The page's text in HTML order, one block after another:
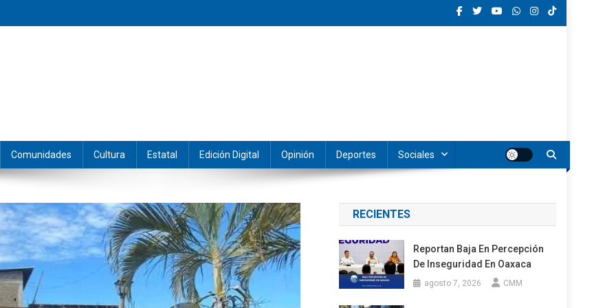
Comunidades Cultura Estatal Edición Digital Opinión Deportes Sociales
RECIENTES
Reportan Baja En Percepción
De Inseguridad En Oaxaca
agosto 7, 2026 CMM